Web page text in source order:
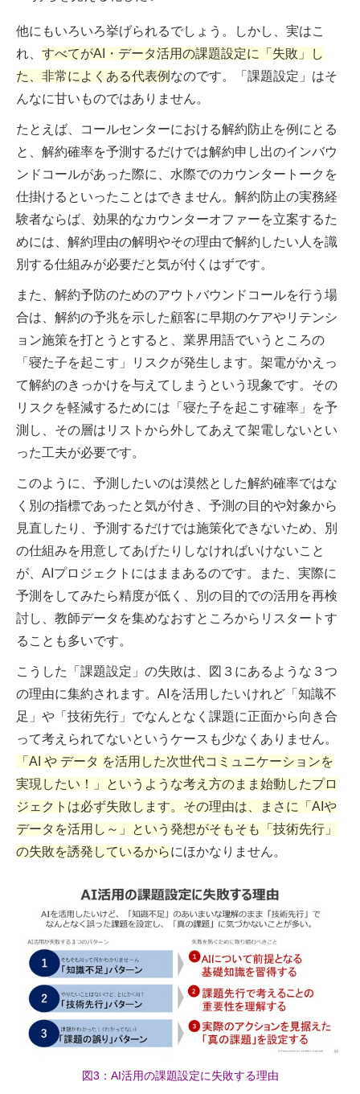
他にもいろいろ挙げられるでしょう。しかし、実はこ
れ、 すべてがAI・データ活用の課題設定に「失敗」し
た、非常によくある代表例 なのです。「課題設定」はそ
んなに甘いものではありません。
たとえば、コールセンターにおける解約防止を例にとる
と、解約確率を予測するだけでは解約申し出のインバウ
ンドコールがあった際に、水際でのカウンタートークを
仕掛けるといったことはできません。解約防止の実務経
験者ならば、効果的なカウンターオファーを立案するた
めには、解約理由の解明やその理由で解約したい人を識
別する仕組みが必要だと気が付くはずです。
また、解約予防のためのアウトバウンドコールを行う場
合は、解約の予兆を示した顧客に早期のケアやリテンシ
ョン施策を打とうとすると、業界用語でいうところの
「寝た子を起こす」リスクが発生します。架電がかえっ
て解約のきっかけを与えてしまうという現象です。その
リスクを軽減するためには「寝た子を起こす確率」を予
測し、その層はリストから外してあえて架電しないとい
った工夫が必要です。
このように、予測したいのは漠然とした解約確率ではな
く別の指標であったと気が付き、予測の目的や対象から
見直したり、予測するだけでは施策化できないため、別
の仕組みを用意してあげたりしなければいけないこと
が、AIプロジェクトにはままあるのです。また、実際に
予測をしてみたら精度が低く、別の目的での活用を再検
討し、教師データを集めなおすところからリスタートす
ることも多いです。
こうした「課題設定」の失敗は、図３にあるような３つ
の理由に集約されます。AIを活用したいけれど「知識不
足」や「技術先行」でなんとなく課題に正面から向き合
って考えられてないというケースも少なくありません。
「AI や データ を活用した次世代コミュニケーションを
実現したい！」というような考え方のまま始動したプロ
ジェクトは必ず失敗します。その理由は、まさに「AIや
データを活用し～」という発想がそもそも「技術先行」
の失敗を誘発しているからにほかなりません。
図3：AI活用の課題設定に失敗する理由